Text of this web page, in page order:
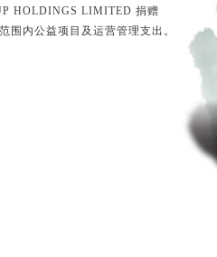
HOLDINGS LIMITED 捐赠
围内公益项目及运营管理支出。